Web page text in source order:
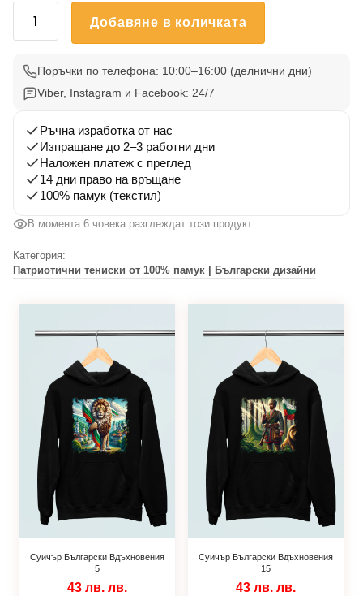
количество
Български
Вдъхновения
Добавяне в количката
Поръчки по телефона: 10:00–16:00 (делнични дни)
Viber, Instagram и Facebook: 24/7
Ръчна изработка от нас
Изпращане до 2–3 работни дни
Наложен платеж с преглед
14 дни право на връщане
100% памук (текстил)
В момента 6 човека разглеждат този продукт
Категория:
Патриотични тениски от 100% памук | Български дизайни
Суичър Български Вдъхновения
5
43 лв. лв.
Суичър Български Вдъхновения
15
43 лв. лв.